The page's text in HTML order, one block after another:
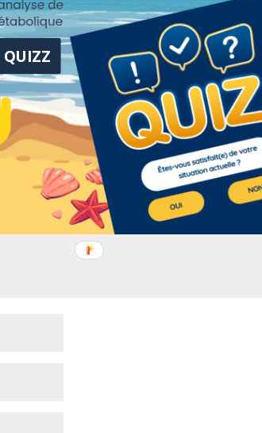
sont indiqués avec
QUIZZ